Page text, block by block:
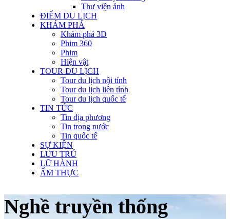
Thư viện ảnh
ĐIỂM DU LỊCH
KHÁM PHÁ
Khám phá 3D
Phim 360
Phim
Hiện vật
TOUR DU LỊCH
Tour du lịch nội tỉnh
Tour du lịch liên tỉnh
Tour du lịch quốc tế
TIN TỨC
Tin địa phương
Tin trong nước
Tin quốc tế
SỰ KIỆN
LƯU TRÚ
LỮ HÀNH
ẨM THỰC
Nghề truyền thống